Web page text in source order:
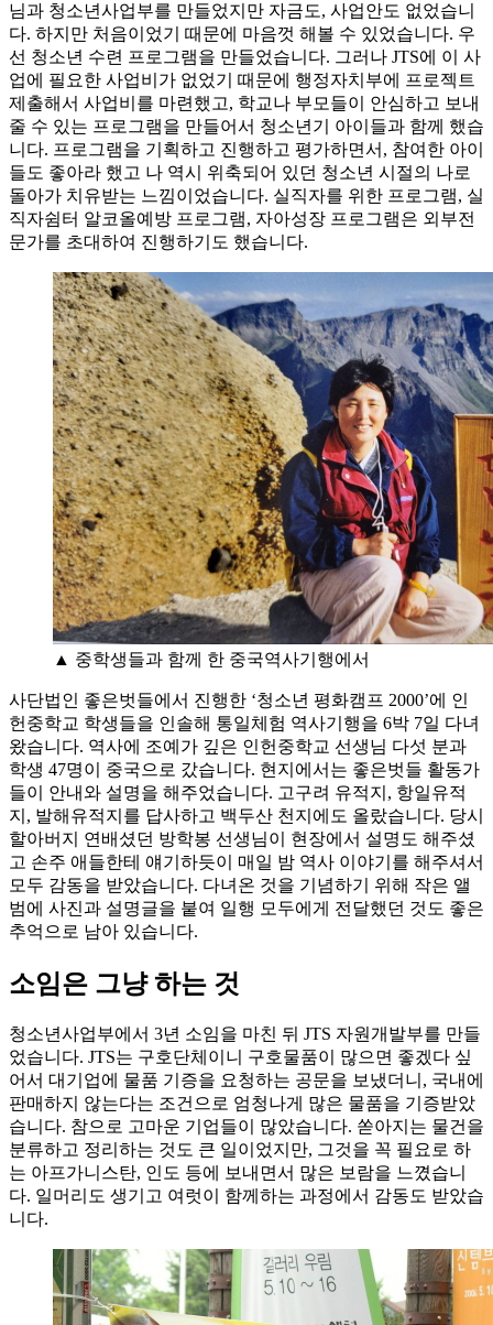
님과 청소년사업부를 만들었지만 자금도, 사업안도 없었습니
다. 하지만 처음이었기 때문에 마음껏 해볼 수 있었습니다. 우
선 청소년 수련 프로그램을 만들었습니다. 그러나 JTS에 이 사
업에 필요한 사업비가 없었기 때문에 행정자치부에 프로젝트
제출해서 사업비를 마련했고, 학교나 부모들이 안심하고 보내
줄 수 있는 프로그램을 만들어서 청소년기 아이들과 함께 했습
니다. 프로그램을 기획하고 진행하고 평가하면서, 참여한 아이
들도 좋아라 했고 나 역시 위축되어 있던 청소년 시절의 나로
돌아가 치유받는 느낌이었습니다. 실직자를 위한 프로그램, 실
직자쉼터 알코올예방 프로그램, 자아성장 프로그램은 외부전
문가를 초대하여 진행하기도 했습니다.
▲ 중학생들과 함께 한 중국역사기행에서
사단법인 좋은벗들에서 진행한 ‘청소년 평화캠프 2000’에 인
헌중학교 학생들을 인솔해 통일체험 역사기행을 6박 7일 다녀
왔습니다. 역사에 조예가 깊은 인헌중학교 선생님 다섯 분과
학생 47명이 중국으로 갔습니다. 현지에서는 좋은벗들 활동가
들이 안내와 설명을 해주었습니다. 고구려 유적지, 항일유적
지, 발해유적지를 답사하고 백두산 천지에도 올랐습니다. 당시
할아버지 연배셨던 방학봉 선생님이 현장에서 설명도 해주셨
고 손주 애들한테 얘기하듯이 매일 밤 역사 이야기를 해주셔서
모두 감동을 받았습니다. 다녀온 것을 기념하기 위해 작은 앨
범에 사진과 설명글을 붙여 일행 모두에게 전달했던 것도 좋은
추억으로 남아 있습니다.
소임은 그냥 하는 것
청소년사업부에서 3년 소임을 마친 뒤 JTS 자원개발부를 만들
었습니다. JTS는 구호단체이니 구호물품이 많으면 좋겠다 싶
어서 대기업에 물품 기증을 요청하는 공문을 보냈더니, 국내에
판매하지 않는다는 조건으로 엄청나게 많은 물품을 기증받았
습니다. 참으로 고마운 기업들이 많았습니다. 쏟아지는 물건을
분류하고 정리하는 것도 큰 일이었지만, 그것을 꼭 필요로 하
는 아프가니스탄, 인도 등에 보내면서 많은 보람을 느꼈습니
다. 일머리도 생기고 여럿이 함께하는 과정에서 감동도 받았습
니다.